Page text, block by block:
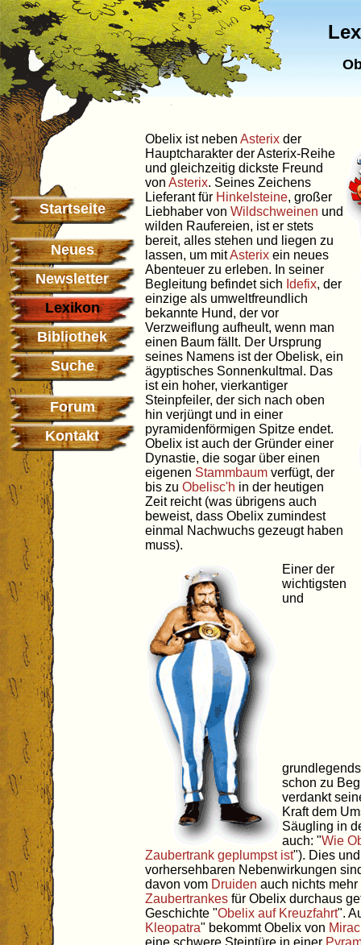
Startseite
Neues
Newsletter
Lexikon
Bibliothek
Suche
Forum
Kontakt
Obelix ist neben Asterix der
Hauptcharakter der Asterix-Reihe
und gleichzeitig dickste Freund
von Asterix. Seines Zeichens
Lieferant für Hinkelsteine, großer
Liebhaber von Wildschweinen und
wilden Raufereien, ist er stets
bereit, alles stehen und liegen zu
lassen, um mitAsterix ein neues
Abenteuer zu erleben. In seiner
Begleitung befindet sich Idefix, der
einzige als umweltfreundlich
bekannte Hund, der vor
Verzweiflung aufheult, wenn man
einen Baum fällt. Der Ursprung
seines Namens ist der Obelisk, ein
ägyptisches Sonnenkultmal. Das
ist ein hoher, vierkantiger
Steinpfeiler, der sich nach oben
hin verjüngt und in einer
pyramidenförmigen Spitze endet.
Obelix ist auch der Gründer einer
Dynastie, die sogar über einen
eigenen Stammbaum verfügt, der
bis zu Obelisc'h in der heutigen
Zeit reicht (was übrigens auch
beweist, dass Obelix zumindest
einmal Nachwuchs gezeugt haben
muss).
Einer der
wichtigsten
und
schon zu
verdankt
Kraft dem
Säugling in
auch: "Wie
Zaubertrank geplumpst ist"). Dies
vorhersehbaren Nebenwirkungen
davon vom Druiden auch nichts
Zaubertrankes für Obelix durchaus
Geschichte "Obelix auf Kreuzfahrt".
Kleopatra" bekommt Obelix von
eine schwere Steintüre in einer